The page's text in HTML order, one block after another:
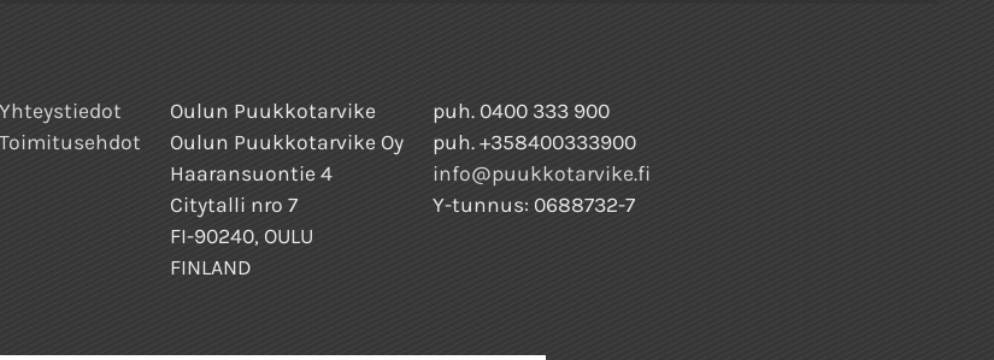
Yhteystiedot
Toimitusehdot
Oulun Puukkotarvike
Oulun Puukkotarvike Oy
Haaransuontie 4
Citytalli nro 7
FI-90240, OULU
FINLAND
puh. 0400 333 900
puh. +358400333900
info@puukkotarvike.fi
Y-tunnus: 0688732-7